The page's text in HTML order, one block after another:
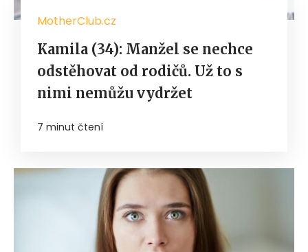
MotherClub.cz
Kamila (34): Manžel se nechce
odstěhovat od rodičů. Už to s
nimi nemůžu vydržet
7 minut čtení